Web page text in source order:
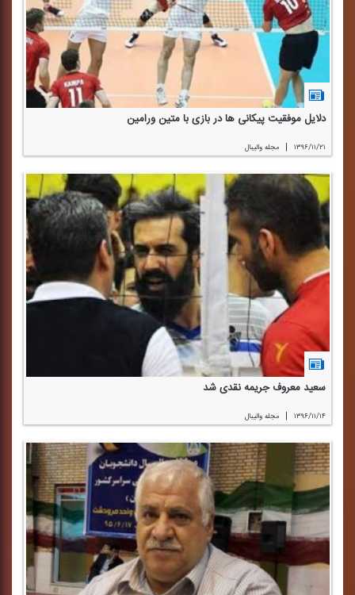
دلایل موفقیت پیكانی ها در بازی با متین ورامین
۱۳۹۶/۱۱/۲۱ | مجله والیبال
سعید معروف جریمه نقدی شد
۱۳۹۶/۱۱/۱۴ | مجله والیبال